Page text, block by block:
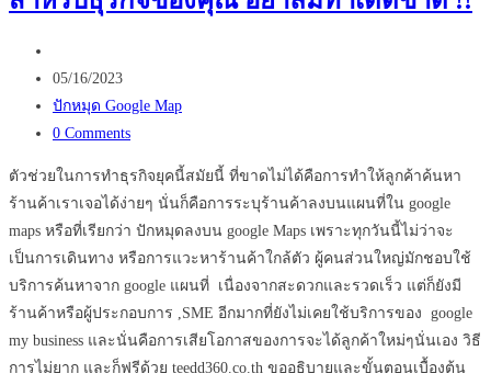
3D
Virtual
Tour
author:
Post
published:
05/16/2023
Post
category:
ปักหมุด Google Map
Post
0 Comments
ตัวช่วยในการทำธุรกิจยุคนี้สมัยนี้ ที่ขาดไม่ได้คือการทำให้ลูกค้าค้นหา
ร้านค้าเราเจอได้ง่ายๆ นั่นก็คือการระบุร้านค้าลงบนแผนที่ใน google
maps หรือที่เรียกว่า ปักหมุดลงบน google Maps เพราะทุกวันนี้ไม่ว่าจะ
เป็นการเดินทาง หรือการแวะหาร้านค้าใกล้ตัว ผู้คนส่วนใหญ่มักชอบใช้
บริการค้นหาจาก google แผนที่ เนื่องจากสะดวกและรวดเร็ว แต่ก็ยังมี
ร้านค้าหรือผู้ประกอบการ ,SME อีกมากที่ยังไม่เคยใช้บริการของ google
my business และนั่นคือการเสียโอกาสของการจะได้ลูกค้าใหม่ๆนั่นเอง วิธี
การไม่ยาก และก็ฟรีด้วย teedd360.co.th ขออธิบายและขั้นตอนเบื้องต้น